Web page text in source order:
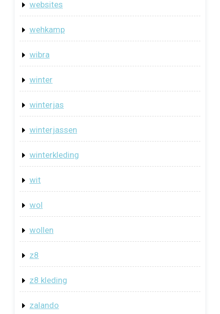
websites
wehkamp
wibra
winter
winterjas
winterjassen
winterkleding
wit
wol
wollen
z8
z8 kleding
zalando